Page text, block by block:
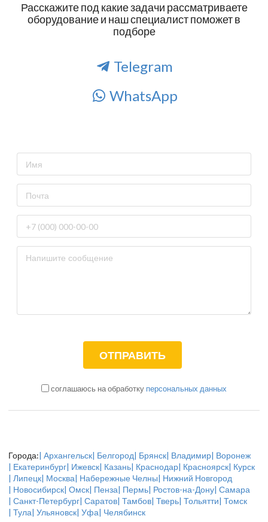
Расскажите под какие задачи рассматриваете
оборудование и наш специалист поможет в
подборе
Telegram
WhatsApp
соглашаюсь на обработку персональных данных
Города:| Архангельск| Белгород| Брянск| Владимир| Воронеж
| Екатеринбург| Ижевск| Казань| Краснодар| Красноярск| Курск
| Липецк| Москва| Набережные Челны| Нижний Новгород
| Новосибирск| Омск| Пенза| Пермь| Ростов-на-Дону| Самара
| Санкт-Петербург| Саратов| Тамбов| Тверь| Тольятти| Томск
| Тула| Ульяновск| Уфа| Челябинск